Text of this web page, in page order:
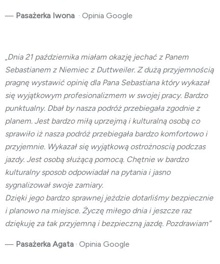
— Pasażerka Iwona · Opinia Google
Dnia 21 października miałam okazję jechać z Panem
Sebastianem z Niemiec z Duttweiler. Z dużą przyjemnością
pragnę wystawić opinię dla Pana Sebastiana który wykazał
się wyjątkowym profesionalizmem w swojej pracy. Bardzo
punktualny. Dbał by nasza podróż przebiegała zgodnie z
planem. Jest bardzo miłą uprzejmą i kulturalną osobą co
sprawiło iż nasza podróż przebiegała bardzo komfortowo i
przyjemnie. Wykazał się wyjątkową ostrożnoscią podczas
jazdy. Jest osobą służącą pomocą. Chętnie w bardzo
kulturalny sposob odpowiadał na pytania i jasno
sygnalizował swoje zamiary.
Dzięki jego bardzo sprawnej jeżdzie dotarliśmy bezpiecznie
i planowo na miejsce. Życzę miłego dnia i jeszcze raz
dziękuję za tak przyjemną i bezpieczną jazdę. Pozdrawiam”
— Pasażerka Agata · Opinia Google